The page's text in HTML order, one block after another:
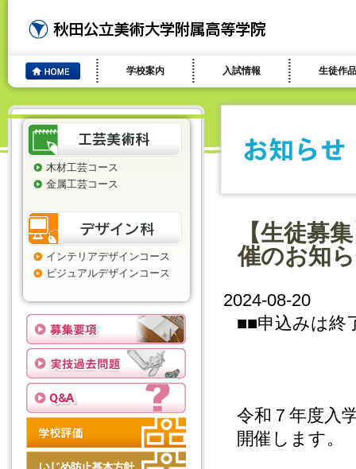
学校案内 入試情報 生徒作品
木材工芸コース
金属工芸コース
インテリアデザインコース
ビジュアルデザインコース
【生徒募
催のお知
2024-08-20
■■申込みは終
令和７年度入
開催します。